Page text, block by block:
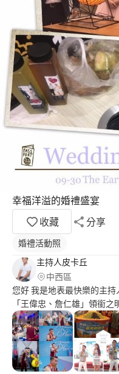
幸福洋溢的婚禮盛宴
收藏
分享
婚禮活動照
主持人皮卡丘
中西區
您好 我是地表最快樂的主持人
「王偉忠、詹仁雄」領銜
美人」旗下 商演主持經歷
過3000場 藝人演唱會上佰場